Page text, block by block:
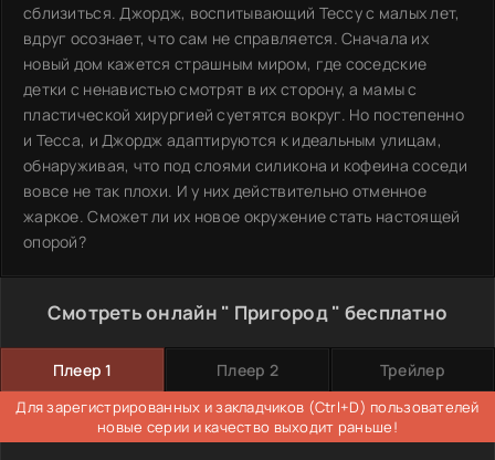
сблизиться. Джордж, воспитывающий Тессу с малых лет,
вдруг осознает, что сам не справляется. Сначала их
новый дом кажется страшным миром, где соседские
детки с ненавистью смотрят в их сторону, а мамы с
пластической хирургией суетятся вокруг. Но постепенно
и Тесса, и Джордж адаптируются к идеальным улицам,
обнаруживая, что под слоями силикона и кофеина соседи
вовсе не так плохи. И у них действительно отменное
жаркое. Сможет ли их новое окружение стать настоящей
опорой?
Смотреть онлайн " Пригород " бесплатно
Плеер 1 Плеер 2 Трейлер
Для зарегистрированных и закладчиков (Ctrl+D) пользователей
новые серии и качество выходит раньше!